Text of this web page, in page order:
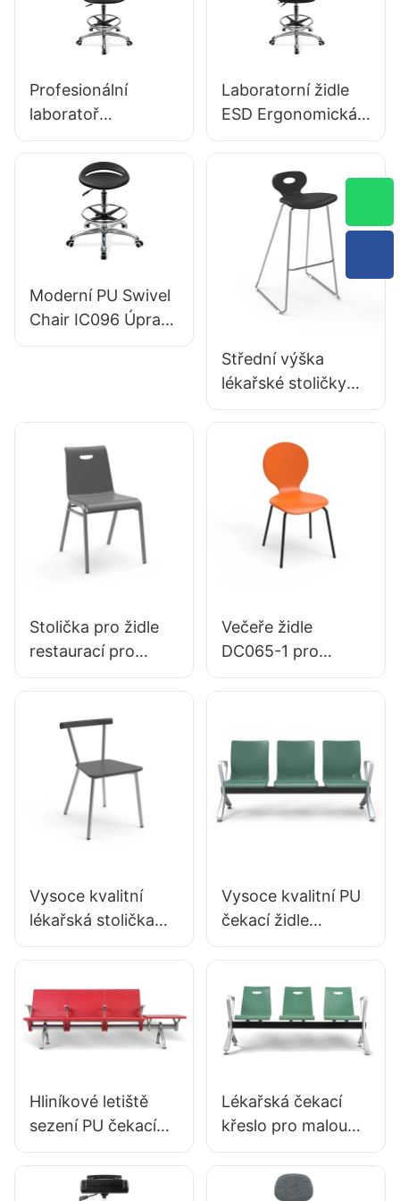
prsten nohou & 5-
star základna pro
laboratoře
hliníkové základny
Profesionální
laboratoř
Ergonomická židle
PU Backrest
podpora 360 °
Otočný stabilní 5-
hvězdičková
základna vědecky
laboratoř
Laboratorní židle
ESD Ergonomická
PU Backrest Design
základna pro
prodlouženou
laboratoř
Moderní PU Swivel
Chair IC096 Úpravy
výšky Nastavitelný
Střední výška
lékařské stoličky
BC133 pro
místnosti vedoucí
výrobce židle
Stolička pro židle
restaurací pro
rodinnou večeři
míru na míru na
Večeře židle
DC065-1 pro
rodinnou restauraci
hewei
Vysoce kvalitní
lékařská stolička
DC135-1 pro
pracovníky Bulk
Buy Hewei
Vysoce kvalitní PU
čekací židle
hliníková oem
Výrobce Hewei
Hliníkové letiště
sezení PU čekací
křeslo na letištní
salonek LC098
Lékařská čekací
křeslo pro malou
kliniku LC034
Výrobce Hewei